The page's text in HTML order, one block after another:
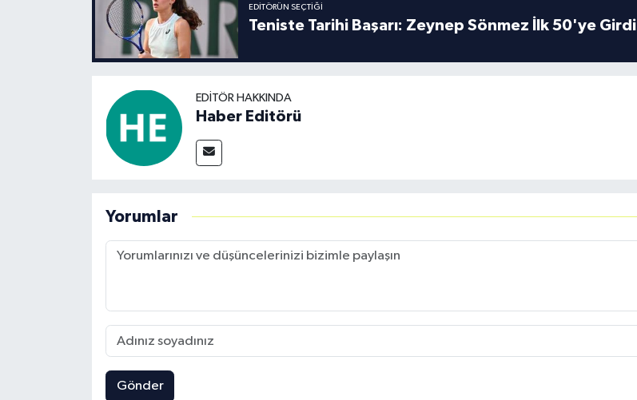
EDITÖRÜN SEÇTIĞI
Teniste Tarihi Başarı: Zeynep Sönmez İlk 50'ye Girdi
EDITÖR HAKKINDA
Haber Editörü
Yorumlar
Gönder